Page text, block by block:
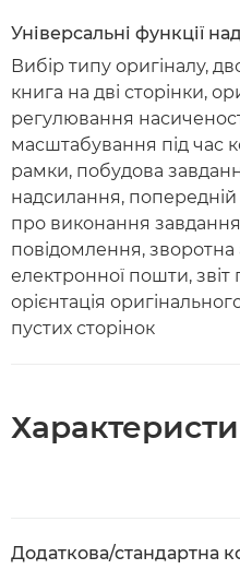
Універсальні функції
Вибір типу оригіналу,
книга на дві сторінки,
регулювання
масштабування під час
рамки, побудова
надсилання,
про виконання
повідомлення, зворотна
електронної пошти,
орієнтація
пустих сторінок
Додаткова/стандартна